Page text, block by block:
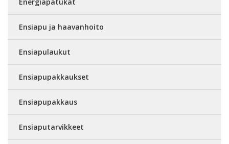
Ensiapu ja haavanhoito
Ensiapulaukut
Ensiapupakkaukset
Ensiapupakkaus
Ensiaputarvikkeet